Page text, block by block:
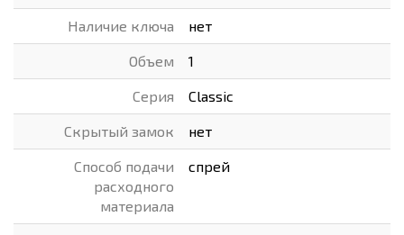
Наличие ключа нет
Объем 1
Серия Classic
Скрытый замок нет
Способ подачи
расходного
материала
спрей